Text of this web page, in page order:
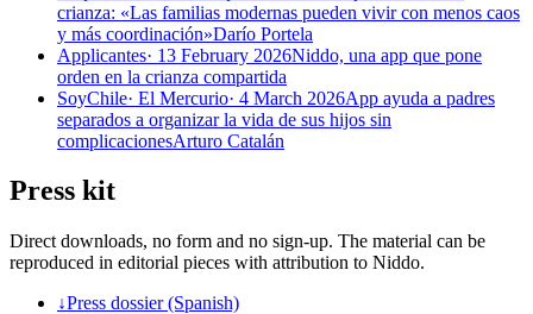
crianza: «Las familias modernas pueden vivir con menos caos
y más coordinación»Darío Portela
Applicantes· 13 February 2026Niddo, una app que pone
orden en la crianza compartida
SoyChile· El Mercurio· 4 March 2026App ayuda a padres
separados a organizar la vida de sus hijos sin
complicacionesArturo Catalán
Press kit
Direct downloads, no form and no sign-up. The material can be
reproduced in editorial pieces with attribution to Niddo.
↓Press dossier (Spanish)